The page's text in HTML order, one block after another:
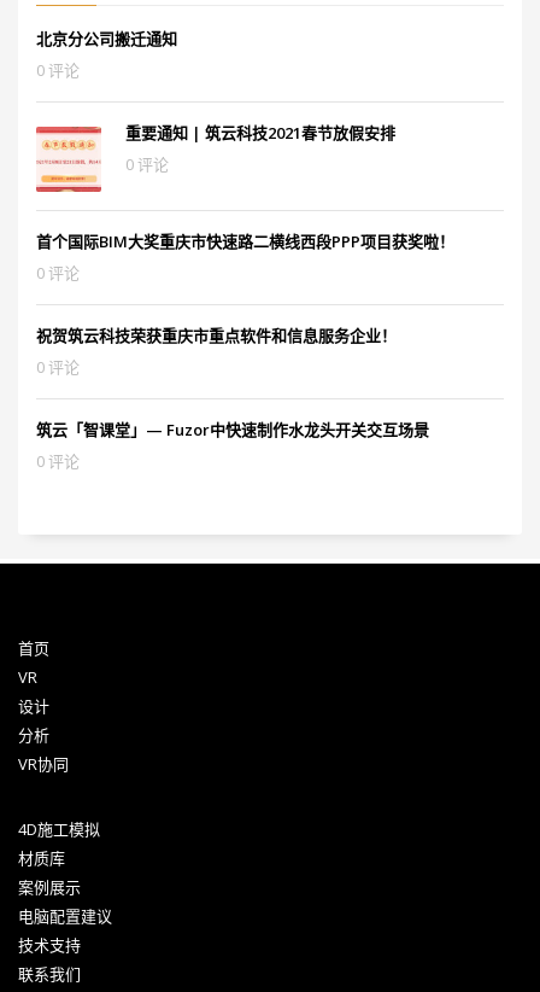
北京分公司搬迁通知
0 评论
重要通知 | 筑云科技2021春节放假安排
0 评论
首个国际BIM大奖重庆市快速路二横线西段PPP项目获奖啦！
0 评论
祝贺筑云科技荣获重庆市重点软件和信息服务企业！
0 评论
筑云「智课堂」— Fuzor中快速制作水龙头开关交互场景
0 评论
首页
VR
设计
分析
VR协同
4D施工模拟
材质库
案例展示
电脑配置建议
技术支持
联系我们